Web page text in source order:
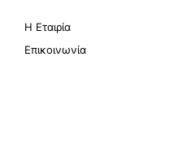
Η Εταιρία
Επικοινωνία